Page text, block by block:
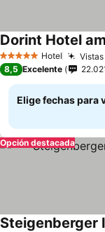
5 Estrellas Hotel
Dorint Hotel
8,5 Excelente
Elige fechas para
Opción destacada